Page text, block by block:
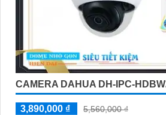
CAMERA DAHUA DH-IPC-
3,890,000 ₫
5,560,000 ₫